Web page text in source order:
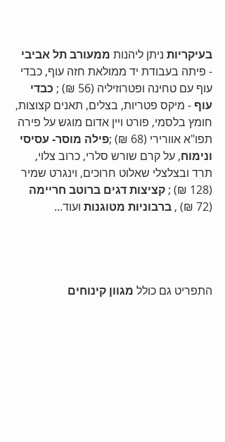
בעיקריות ניתן ליהנות ממעורב תל אביבי
- פיתה בעבודת יד ממולאת חזה עוף, כבדי
עוף עם טחינה ופטרוזיליה (56 ₪) ;
כבדי
עוף - מיקס פטריות, בצלים, תאנים קצוצות,
חומץ בלסמי, פורט ויין אדום מוגש על פירה
תפו"א אוורירי (68 ₪) ;
פילה מוסר- עסיסי
ונימוח, על קרם שורש סלרי, כרוב צלוי,
תרד ובצלצלי שאלוט חרוכים, וינגרט שמיר
(128 ₪) ;
קציצות דגים ברוטב חריימה
(72 ₪) ,
ברבוניות מטוגנות ועוד...
התפריט גם כולל מגוון קינוחים